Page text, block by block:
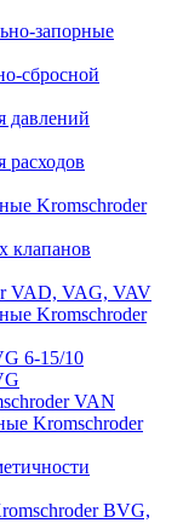
запорные
сбросной
давлений
расходов
Kromschroder
клапанов
VAD, VAG, VAV
Kromschroder
6-15/10
VAN
Kromschroder
BVG,